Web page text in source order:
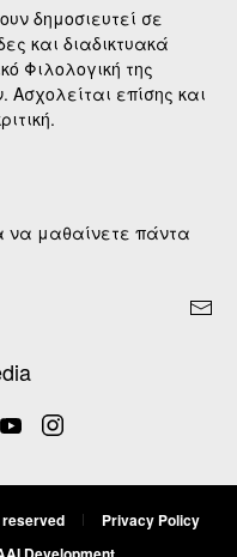
δημοσιευτεί σε
και διαδικτυακά
Φιλολογική της
επίσης και
να μαθαίνετε πάντα
Privacy Policy